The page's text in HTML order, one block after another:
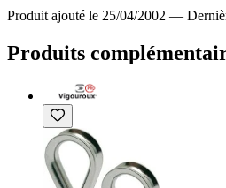
Produit ajouté le 25/04/2002 —
Produits